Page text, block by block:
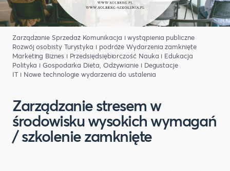
Zarządzanie Sprzedaż Komunikacja i wystąpienia publiczne
Rozwój osobisty Turystyka i podróże Wydarzenia zamknięte
Marketing Biznes i Przedsiędsiębiorczość Nauka i Edukacja
Polityka i Gospodarka Dieta, Odżywianie i Degustacje
IT i Nowe technologie wydarzenia do ustalenia
Zarządzanie stresem w
środowisku wysokich wymagań
/ szkolenie zamknięte